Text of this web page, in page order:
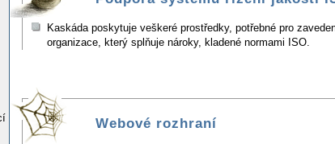
Kaskáda poskytuje veškeré prostředky, potřebné pro
organizace, který splňuje nároky, kladené normami ISO.
Webové rozhraní